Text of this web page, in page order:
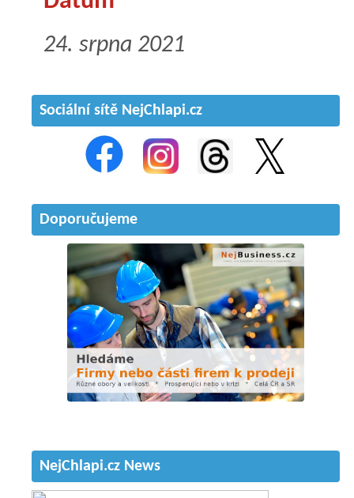
24. srpna 2021
Sociální sítě NejChlapi.cz
Doporučujeme
NejChlapi.cz News